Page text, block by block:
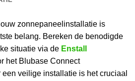
zonnepaneelinstallatie is
belang. Bereken de benodigde
situatie via de Enstall
het Blubase Connect
een veilige installatie is het cruciaal